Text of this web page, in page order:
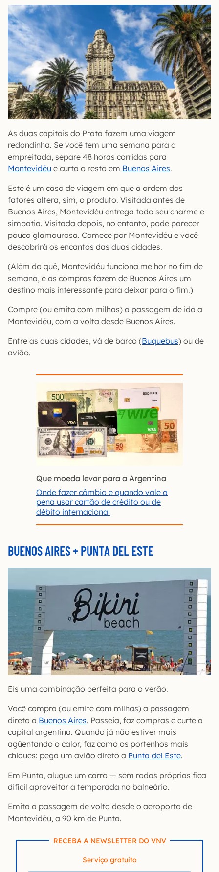
As duas capitais do Prata fazem uma viagem
redondinha. Se você tem uma semana para a
empreitada, separe 48 horas corridas para
Montevidéu e curta o resto em Buenos Aires.
Este é um caso de viagem em que a ordem dos
fatores altera, sim, o produto. Visitada antes de
Buenos Aires, Montevidéu entrega todo seu charme e
simpatia. Visitada depois, no entanto, pode parecer
pouco glamourosa. Comece por Montevidéu e você
descobrirá os encantos das duas cidades.
(Além do quê, Montevidéu funciona melhor no fim de
semana, e as compras fazem de Buenos Aires um
destino mais interessante para deixar para o fim.)
Compre (ou emita com milhas) a passagem de ida a
Montevidéu, com a volta desde Buenos Aires.
Entre as duas cidades, vá de barco (Buquebus) ou de
avião.
Que moeda levar para a Argentina
Onde fazer câmbio e quando vale a
pena usar cartão de crédito ou de
débito internacional
BUENOS AIRES + PUNTA DEL ESTE
Eis uma combinação perfeita para o verão.
Você compra (ou emite com milhas) a passagem
direto a Buenos Aires. Passeia, faz compras e curte a
capital argentina. Quando já não estiver mais
agüentando o calor, faz como os portenhos mais
chiques: pega um avião direto a Punta del Este.
Em Punta, alugue um carro — sem rodas próprias fica
difícil aproveitar a temporada no balneário.
Emita a passagem de volta desde o aeroporto de
Montevidéu, a 90 km de Punta.
RECEBA A NEWSLETTER DO VNV
Serviço gratuito